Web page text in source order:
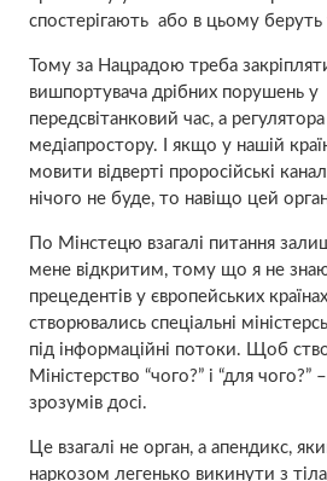
спостерігають або в цьому беруть
Тому за Нацрадою треба
вишпортувача дрібних порушень у
передсвітанковий час, а
медіапростору. І якщо у нашій
мовити відверті проросійські
нічого не буде, то навіщо цей
По Мінстецю взагалі питання
мене відкритим, тому що я не
прецедентів у європейських
створювались спеціальні
під інформаційні потоки. Щоб
Міністерство “чого?” і “для чого?”
зрозумів досі.
Це взагалі не орган, а апендикс,
наркозом легенько викинути з